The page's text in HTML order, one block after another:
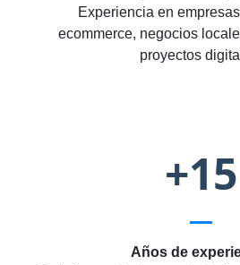
Experiencia en
ecommerce, negocios
proyectos
+15
Años de